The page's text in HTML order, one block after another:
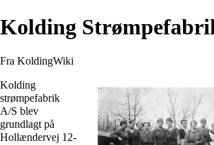
Kolding
Fra KoldingWiki
Kolding
strømpefabrik
A/S blev
grundlagt på
Hollændervej 12-